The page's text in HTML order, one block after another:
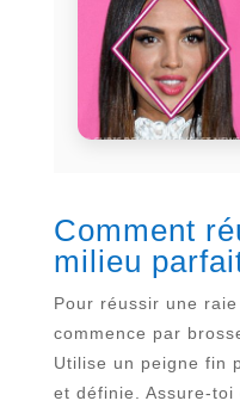
Comment
milieu
Pour réussir une
commence par
Utilise un peigne fin
et définie. Assure-